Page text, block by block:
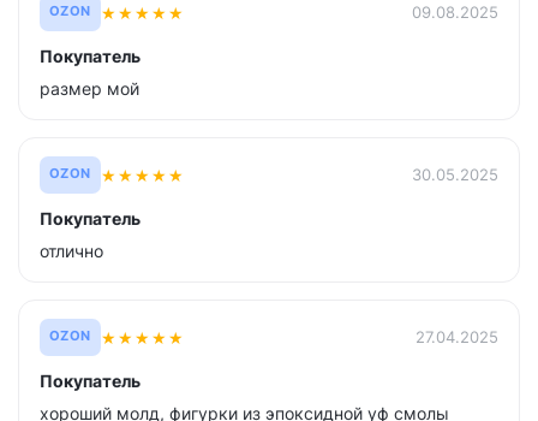
OZON ★★★★★ 09.08.2025
Покупатель
размер мой
OZON ★★★★★ 30.05.2025
Покупатель
отлично
OZON ★★★★★ 27.04.2025
Покупатель
хороший молд, фигурки из эпоксидной уф смолы